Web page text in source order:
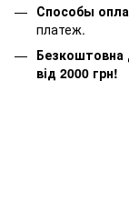
Способы
платеж.
Безкоштовна
від 2000 грн!